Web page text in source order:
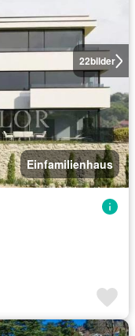
22bilder
Einfamilienhaus